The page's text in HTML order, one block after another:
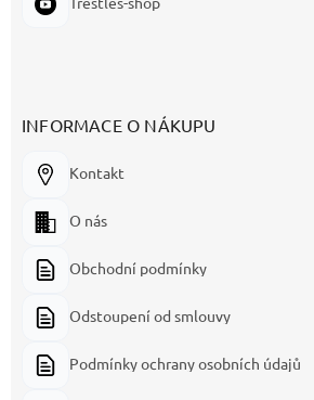
INFORMACE O NÁKUPU
Kontakt
O nás
Obchodní podmínky
Odstoupení od smlouvy
Podmínky ochrany osobních údajů